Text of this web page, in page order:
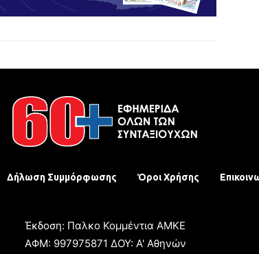
Δήλωση Συμμόρφωσης Όροι Χρήσης
Έκδοση: Παλκο Κομμέντια ΑΜΚΕ
ΑΦΜ: 997975871 ΔΟΥ: Α' Αθηνών